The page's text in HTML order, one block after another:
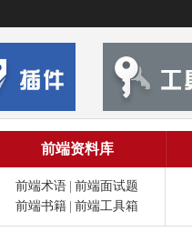
前端资料库
前端术语
前端面试题
前端书籍
前端工具箱